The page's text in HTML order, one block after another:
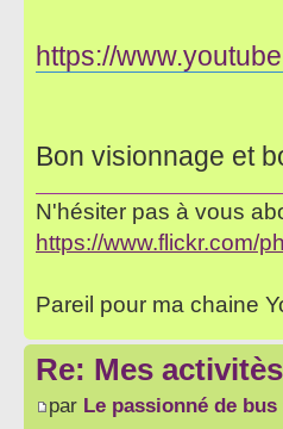
https://
Bon visionnage et
N'hésiter pas à vous
https://www.flickr.com/
Pareil pour ma chaine
Re: Mes
par Le passionné de bus